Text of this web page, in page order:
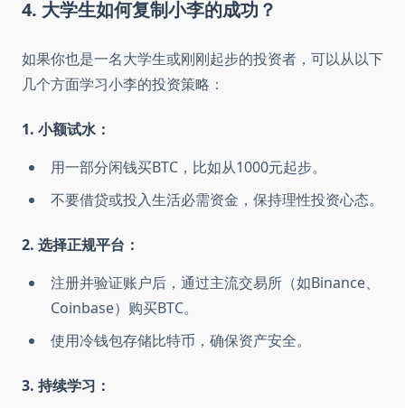
4. 大学生如何复制小李的成功？
如果你也是一名大学生或刚刚起步的投资者，可以从以下
几个方面学习小李的投资策略：
1. 小额试水：
用一部分闲钱买BTC，比如从1000元起步。
不要借贷或投入生活必需资金，保持理性投资心态。
2. 选择正规平台：
注册并验证账户后，通过主流交易所（如Binance、
Coinbase）购买BTC。
使用冷钱包存储比特币，确保资产安全。
3. 持续学习：